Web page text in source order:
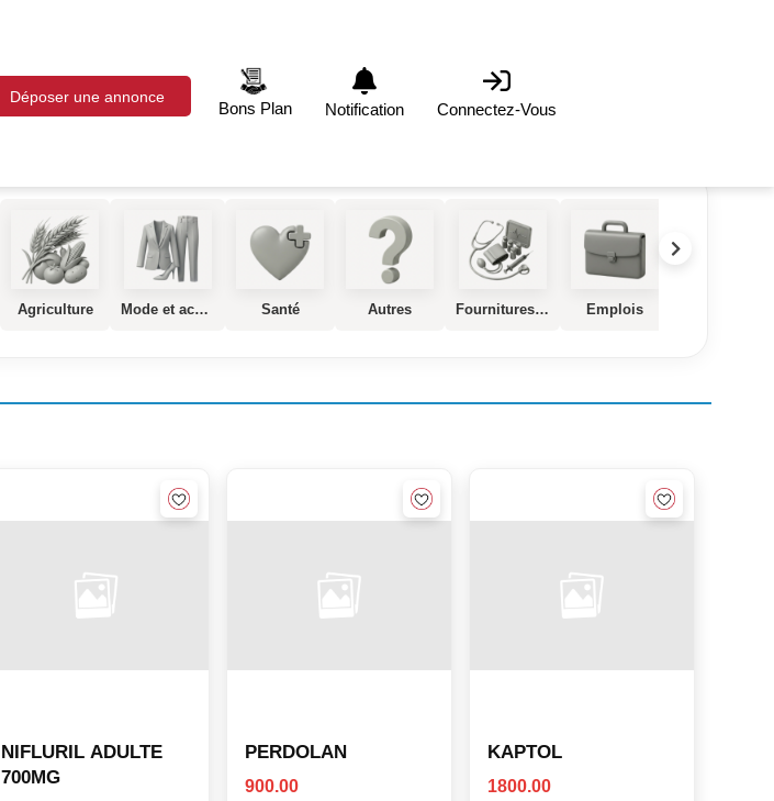
Déposer une annonce
Bons Plan Notification Connectez-Vous
Agriculture Mode et accessoires Santé Autres Fournitures et Equipements Médical Emplois
NIFLURIL ADULTE
700MG
PERDOLAN
900.00
KAPTOL
1800.00